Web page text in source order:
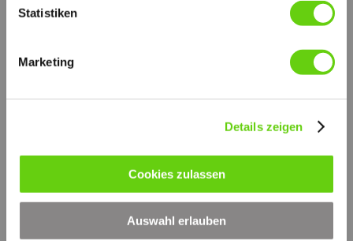
Statistiken
Marketing
Details zeigen
Cookies zulassen
Auswahl erlauben
UFI
Mit den eingebauten UFI Bypassventilen können die UFI
eine höhere Systemleistung und niedrigere Kosten.
Die UFI Bypassventile der UFI Rücklauffilter werden mit
niedrigen Differenzdruck verursachen und einen maximalen
hoher Durchflusspitzen. Hohe Durchflusspitzen erlauben
den Zugang von verschmutztem Betriebsmedium zurück
zum Tank. Aus diesem Grunde ist eine korrekte und
ausreichende Größenauswahl der Filter unter
diese Möglichkeit auszuschließen und Ihnen die richtige